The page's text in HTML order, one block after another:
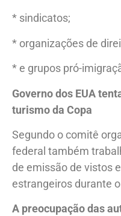
* sindicatos;
* organizações de
* e grupos pró-
Governo dos EUA
turismo da Copa
Segundo o comitê
federal também
de emissão de vistos
estrangeiros durante
A preocupação das